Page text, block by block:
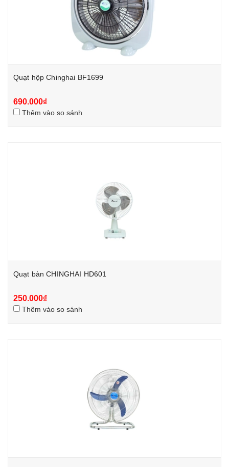
Quạt hộp Chinghai BF1699
690.000₫
Thêm vào so sánh
Quạt bàn CHINGHAI HD601
250.000₫
Thêm vào so sánh